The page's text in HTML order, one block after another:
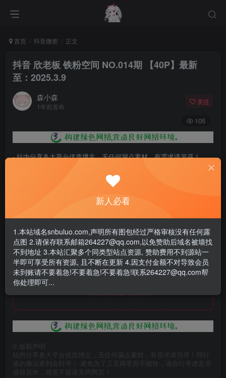
首页 抖音微密 正文
抖音 欣老板 铁粉空间 NO.014期 【40P】最新
至：2025.3.9
森小森
1年前发布
关注
105
- 站内分享各大平台优质博主，无任何漏点素材，有需求请另寻！
- 百度网盘提示提取码错误，请更换浏览器重试，这是百度网盘版本问
- 遇见解压密码不对、无法解压，请查看《解压教程》
- 资源失效/充值未到账/账号解禁...等问题请《提交工单》
此处内容已隐藏，赞助会员可见
版权声明
站内分享各大平台优质博主，无任何漏点素材，有需求请另寻！同行
请勿搬运查到会封号！ 避免为了三瓜两枣而不愉快，请自行考虑是否
值得花米，感觉不值请关闭网页！
新人必看
1.本站域名snbuluo.com,声明所有图包经过严格审核没有任何露
点图 2.请保存联系邮箱264227@qq.com,以免赞助后域名被墙找
不到地址 3.本站汇聚多个同类型站点资源, 赞助费用不到源站一
半即可享受所有资源, 且不断在更新 4.因支付金额不对导致会员
未到账请不要着急!不要着急!不要着急!联系264227@qq.com帮
你处理即可...